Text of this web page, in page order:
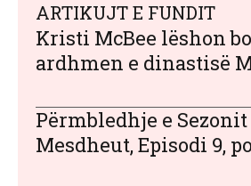
ARTIKUJT E FUNDIT
Kristi McBee lëshon
ardhmen e dinastisë
Përmbledhje e Sezonit
Mesdheut, Episodi 9,